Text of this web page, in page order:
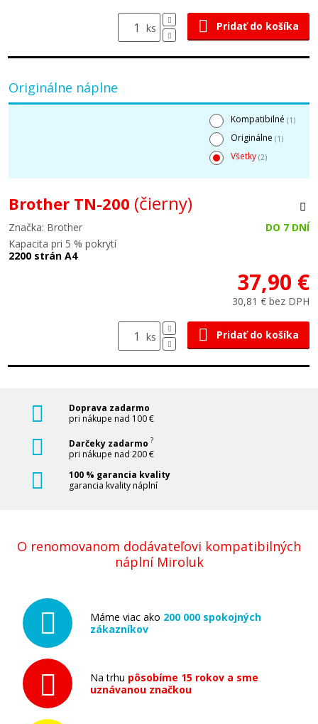
ks Pridať do košíka
Originálne náplne
Kompatibilné (1)
Originálne (1)
Všetky (2)
Brother TN-200 (čierny)
Značka: Brother
DO 7 DNÍ
Kapacita pri 5 % pokrytí
2200 strán A4
37,90 €
30,81 € bez DPH
ks Pridať do košíka
Doprava zadarmo
pri nákupe nad 100 €
Darčeky zadarmo ?
pri nákupe nad 200 €
100 % garancia kvality
garancia kvality náplní
O renomovanom dodávateľovi kompatibilných
náplní Miroluk
Máme viac ako 200 000 spokojných
zákazníkov
Na trhu pôsobíme 15 rokov a sme
uznávanou značkou